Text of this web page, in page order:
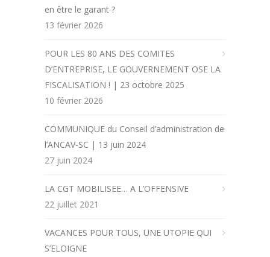
en être le garant ?
13 février 2026
POUR LES 80 ANS DES COMITES
D’ENTREPRISE, LE GOUVERNEMENT OSE LA
FISCALISATION ! | 23 octobre 2025
10 février 2026
COMMUNIQUE du Conseil d’administration de
l’ANCAV-SC | 13 juin 2024
27 juin 2024
LA CGT MOBILISEE… A L’OFFENSIVE
22 juillet 2021
VACANCES POUR TOUS, UNE UTOPIE QUI
S’ELOIGNE